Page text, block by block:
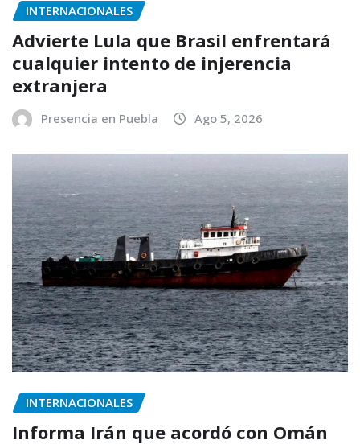
INTERNACIONALES
Advierte Lula que Brasil enfrentará
cualquier intento de injerencia
extranjera
Presencia en Puebla Ago 5, 2026
INTERNACIONALES
Informa Irán que acordó con Omán